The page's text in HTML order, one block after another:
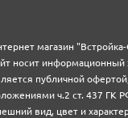
магазин
носит информационный
публичной
ч.2 ст. 437 ГК
вид, цвет и